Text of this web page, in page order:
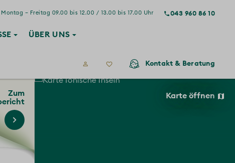
043 960 86 10
Montag – Freitag 09.00 bis 12.00 / 13.00 bis 17.00 Uhr
ÜBER UNS
Kontakt & Beratung
Zum
Karte öffnen